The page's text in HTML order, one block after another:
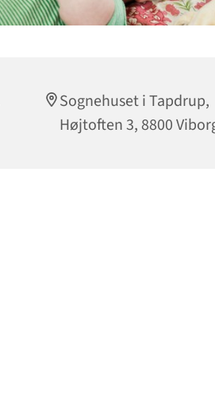
Sognehuset i Tapdrup,
Højtoften 3, 8800